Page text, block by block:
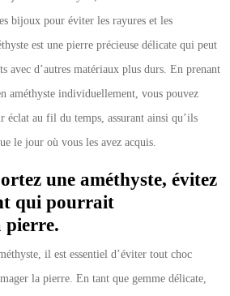
bijoux pour éviter les rayures et les
est une pierre précieuse délicate qui peut
avec d’autres matériaux plus durs. En prenant
améthyste individuellement, vous pouvez
éclat au fil du temps, assurant ainsi qu’ils
le jour où vous les avez acquis.
une améthyste, évitez
qui pourrait
pierre.
il est essentiel d’éviter tout choc
la pierre. En tant que gemme délicate,